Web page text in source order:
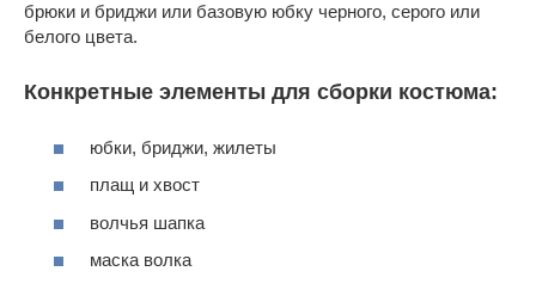
брюки и бриджи или базовую юбку черного, серого или
белого цвета.
Конкретные элементы для сборки костюма:
юбки, бриджи, жилеты
плащ и хвост
волчья шапка
маска волка